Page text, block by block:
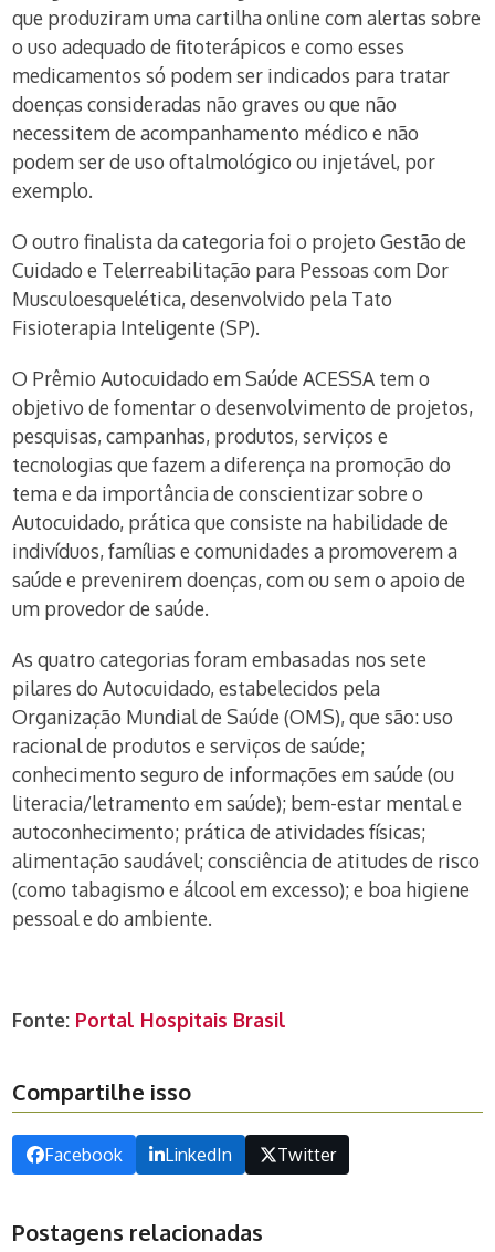
que produziram uma cartilha online com alertas sobre
o uso adequado de fitoterápicos e como esses
medicamentos só podem ser indicados para tratar
doenças consideradas não graves ou que não
necessitem de acompanhamento médico e não
podem ser de uso oftalmológico ou injetável, por
exemplo.
O outro finalista da categoria foi o projeto Gestão de
Cuidado e Telerreabilitação para Pessoas com Dor
Musculoesquelética, desenvolvido pela Tato
Fisioterapia Inteligente (SP).
O Prêmio Autocuidado em Saúde ACESSA tem o
objetivo de fomentar o desenvolvimento de projetos,
pesquisas, campanhas, produtos, serviços e
tecnologias que fazem a diferença na promoção do
tema e da importância de conscientizar sobre o
Autocuidado, prática que consiste na habilidade de
indivíduos, famílias e comunidades a promoverem a
saúde e prevenirem doenças, com ou sem o apoio de
um provedor de saúde.
As quatro categorias foram embasadas nos sete
pilares do Autocuidado, estabelecidos pela
Organização Mundial de Saúde (OMS), que são: uso
racional de produtos e serviços de saúde;
conhecimento seguro de informações em saúde (ou
literacia/letramento em saúde); bem-estar mental e
autoconhecimento; prática de atividades físicas;
alimentação saudável; consciência de atitudes de risco
(como tabagismo e álcool em excesso); e boa higiene
pessoal e do ambiente.
Fonte: Portal Hospitais Brasil
Compartilhe isso
Facebook LinkedIn Twitter
Postagens relacionadas